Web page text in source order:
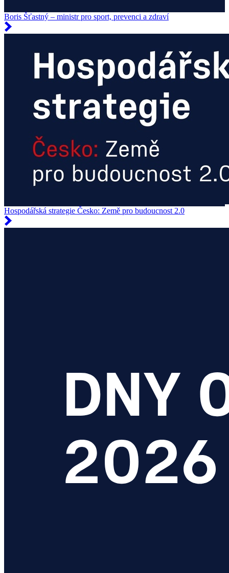
Boris Šťastný – ministr pro sport, prevenci a zdraví
Hospodářská strategie Česko: Země pro budoucnost 2.0